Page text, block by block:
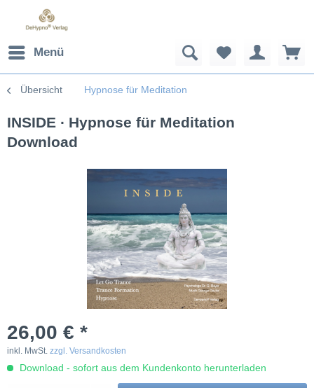
Menü
Übersicht Hypnose für Meditation
INSIDE ∙ Hypnose für Meditation
Download
26,00 € *
inkl. MwSt. zzgl. Versandkosten
Download - sofort aus dem Kundenkonto herunterladen